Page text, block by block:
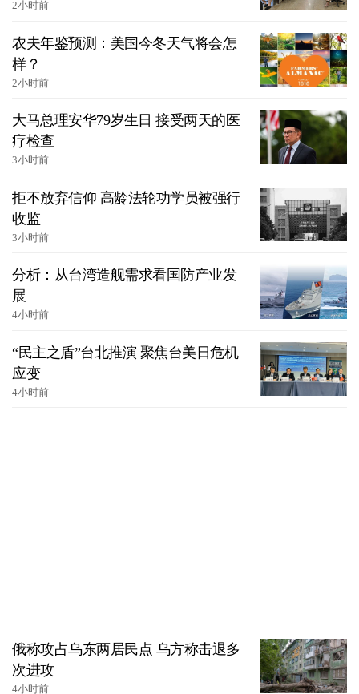
2小时前
农夫年鉴预测：美国今冬天气将会怎
样？
2小时前
大马总理安华79岁生日 接受两天的医
疗检查
3小时前
拒不放弃信仰 高龄法轮功学员被强行
收监
3小时前
分析：从台湾造舰需求看国防产业发
展
4小时前
“民主之盾”台北推演 聚焦台美日危机
应变
4小时前
俄称攻占乌东两居民点 乌方称击退多
次进攻
4小时前